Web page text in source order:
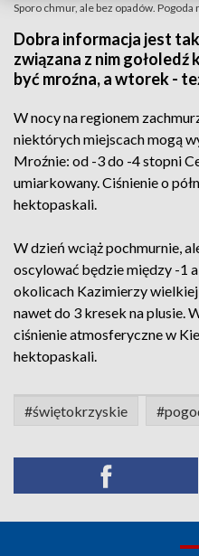
Sporo chmur, ale bez opadów. Pogoda
Dobra informacja jest
związana z nim gołoledź
być mroźna, a wtorek -
W nocy na regionem
niektórych miejscach mogą
Mroźnie: od -3 do -4 stopni
umiarkowany. Ciśnienie o
hektopaskali.
W dzień wciąż pochmurnie,
oscylować będzie między -1
okolicach Kazimierzy
nawet do 3 kresek na plusie.
ciśnienie atmosferyczne w
hektopaskali.
#świętokrzyskie